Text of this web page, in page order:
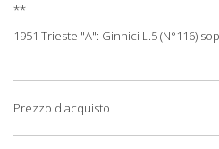
**
1951 Trieste "A": Ginnici L.5 (N°116)
Prezzo d'acquisto